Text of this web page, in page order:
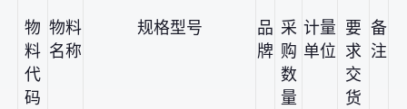
物
料
代
码
物料
名称
规格型号
品
牌
采
购
数
量
计量
单位
要
求
交
货
备
注